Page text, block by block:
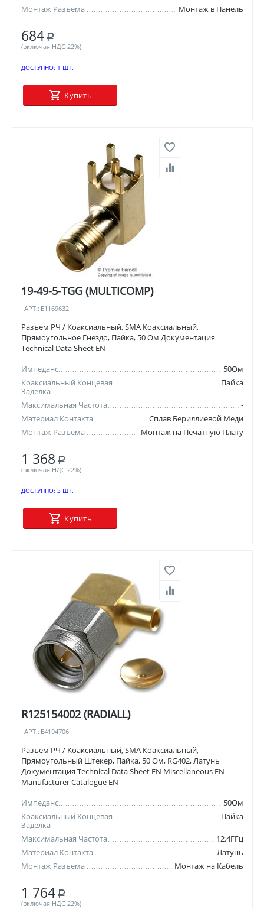
Монтаж Разъема
Монтаж в Панель
684 Р
(включая НДС 22%)
ДОСТУПНО: 1 ШТ.
Купить
19-49-5-TGG (MULTICOMP)
АРТ.: E1169632
Разъем РЧ / Коаксиальный, SMA Коаксиальный,
Прямоугольное Гнездо, Пайка, 50 Ом Документация
Technical Data Sheet EN
Импеданс
50Ом
Коаксиальный Концевая
Заделка
Пайка
Максимальная Частота
-
Материал Контакта
Сплав Бериллиевой Меди
Монтаж Разъема
Монтаж на Печатную Плату
1 368 Р
(включая НДС 22%)
ДОСТУПНО: 3 ШТ.
Купить
R125154002 (RADIALL)
АРТ.: E4194706
Разъем РЧ / Коаксиальный, SMA Коаксиальный,
Прямоугольный Штекер, Пайка, 50 Ом, RG402, Латунь
Документация Technical Data Sheet EN Miscellaneous EN
Manufacturer Catalogue EN
Импеданс
50Ом
Коаксиальный Концевая
Заделка
Пайка
Максимальная Частота
12.4ГГц
Материал Контакта
Латунь
Монтаж Разъема
Монтаж на Кабель
1 764 Р
(включая НДС 22%)